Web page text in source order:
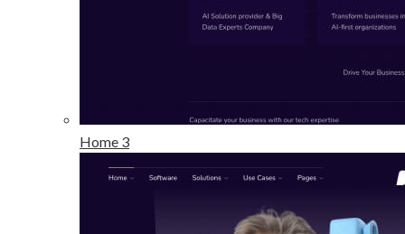
Home 3